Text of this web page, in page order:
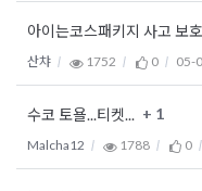
아이는코스패키지 사고 보
산챠 1752 0 05-
수코 토욜...티켓... + 1
Malcha12 1788 0